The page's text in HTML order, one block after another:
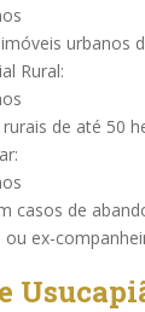
urbanos
Rural:
de até 50
casos de
ou ex-